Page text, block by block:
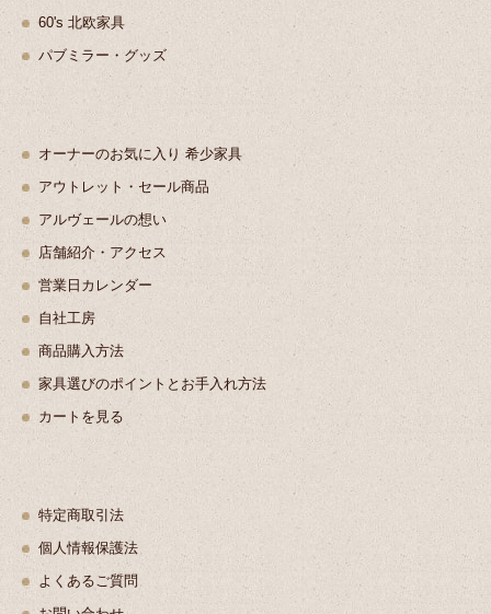
60's 北欧家具
パブミラー・グッズ
オーナーのお気に入り 希少家具
アウトレット・セール商品
アルヴェールの想い
店舗紹介・アクセス
営業日カレンダー
自社工房
商品購入方法
家具選びのポイントとお手入れ方法
カートを見る
特定商取引法
個人情報保護法
よくあるご質問